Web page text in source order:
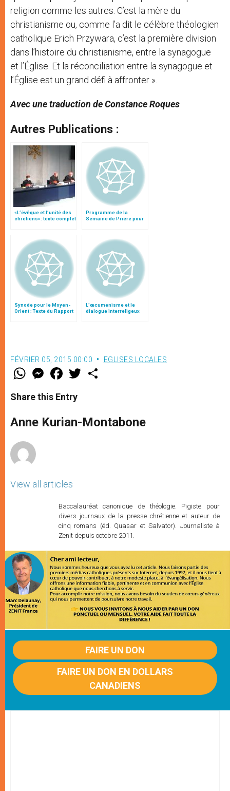
religion comme les autres. C’est la mère du
christianisme ou, comme l’a dit le célèbre théologien
catholique Erich Przywara, c’est la première division
dans l’histoire du christianisme, entre la synagogue
et l’Église. Et la réconciliation entre la synagogue et
l’Église est un grand défi à affronter ».
Avec une traduction de Constance Roques
Autres Publications :
«L’évêque et l’unité des
chrétiens»: texte complet
Programme de la
Semaine de Prière pour
Synode pour le Moyen-
Orient : Texte du Rapport
L’œcumenisme et le
dialogue interreligeux
FÉVRIER 05, 2015 00:00 EGLISES LOCALES
W
t
s
p
p
M
e
s
e
g
e
F
a
e
b
o
k
w
r
Share this Entry
Anne Kurian-Montabone
View all articles
Baccalauréat canonique de théologie. Pigiste pour
divers journaux de la presse chrétienne et auteur de
cinq romans (éd. Quasar et Salvator). Journaliste à
Zenit depuis octobre 2011.
FAIRE UN DON
FAIRE UN DON EN DOLLARS
CANADIENS